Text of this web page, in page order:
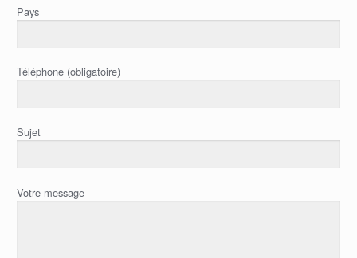
Pays
Téléphone (obligatoire)
Sujet
Votre message